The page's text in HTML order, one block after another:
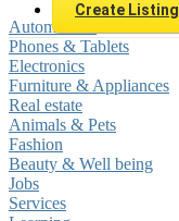
Create Listing
Automobiles
Phones & Tablets
Electronics
Furniture & Appliances
Real estate
Animals & Pets
Fashion
Beauty & Well being
Jobs
Services